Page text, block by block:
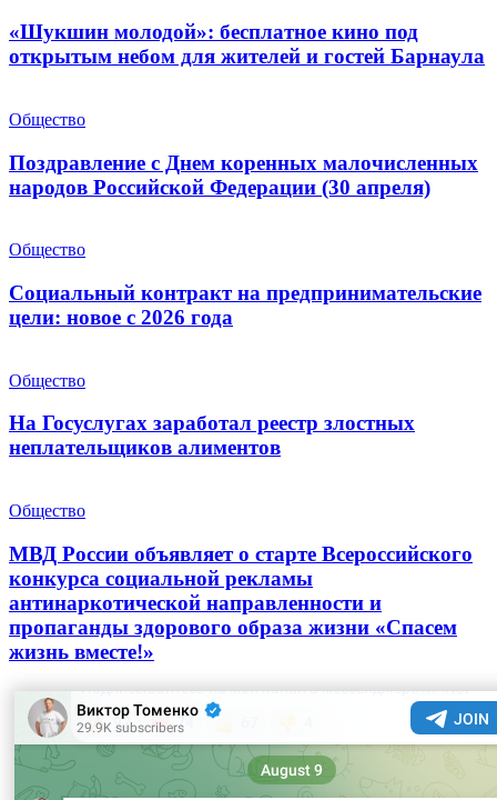
«Шукшин молодой»: бесплатное кино под
открытым небом для жителей и гостей Барнаула
Общество
Поздравление с Днем коренных малочисленных
народов Российской Федерации (30 апреля)
Общество
Социальный контракт на предпринимательские
цели: новое с 2026 года
Общество
На Госуслугах заработал реестр злостных
неплательщиков алиментов
Общество
МВД России объявляет о старте Всероссийского
конкурса социальной рекламы
антинаркотической направленности и
пропаганды здорового образа жизни «Спасем
жизнь вместе!»